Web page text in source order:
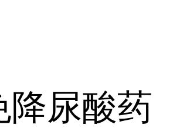
降尿酸药